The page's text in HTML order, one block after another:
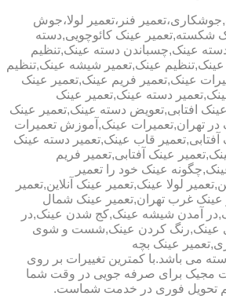
فنر،تعمیر لولا،جوش
شکسته,تعمیر عینک کائوچویی,دسته
عینک,چسباندن دسته عینک,تنظیم
عینک,تعمیر شیشه عینک,تنظیم
عینک,تعمیر فریم عینک,تعمیر عینک
دسته عینک,تعمیر عینک
افتابی,تعویض دسته عینک,تعمیر عینک
در تهران,تعمیرات عینک,آموزش تعمیرات
قاب عینک,تعمیر دسته عینک
عینک آفتابی,تعمیر فریم
عینک خود را تعمیر
لولا عینک,تعمیر عینک آنلاین,تعمیر
عینک غرب تهران,تعمیر عینک شمال
آمدن شیشه عینک,کج شدن عینک,در
عینک,رنگ کردن عینک,شست و شوی
عینک بچه
می باشد.با کمترین تغییرات بر روی
مجیک برای صرفه جویی در وقت شما
تحویل فوری در خدمت شماست.